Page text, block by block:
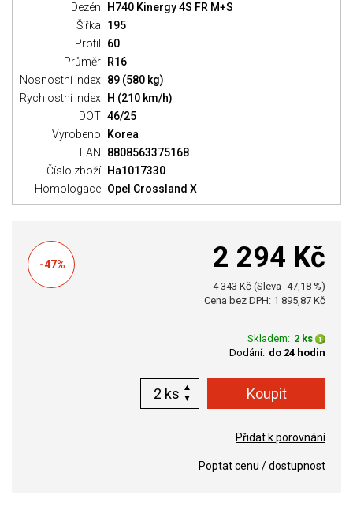
Dezén: H740 Kinergy 4S FR M+S
Šířka: 195
Profil: 60
Průměr: R16
Nosnostní index: 89 (580 kg)
Rychlostní index: H (210 km/h)
DOT: 46/25
Vyrobeno: Korea
EAN: 8808563375168
Číslo zboží: Ha1017330
Homologace: Opel Crossland X
-47% 2 294 Kč
4 343 Kč (Sleva -47,18 %)
Cena bez DPH: 1 895,87 Kč
Skladem: 2 ks
Dodání: do 24 hodin
ks
Přidat k porovnání
Poptat cenu / dostupnost